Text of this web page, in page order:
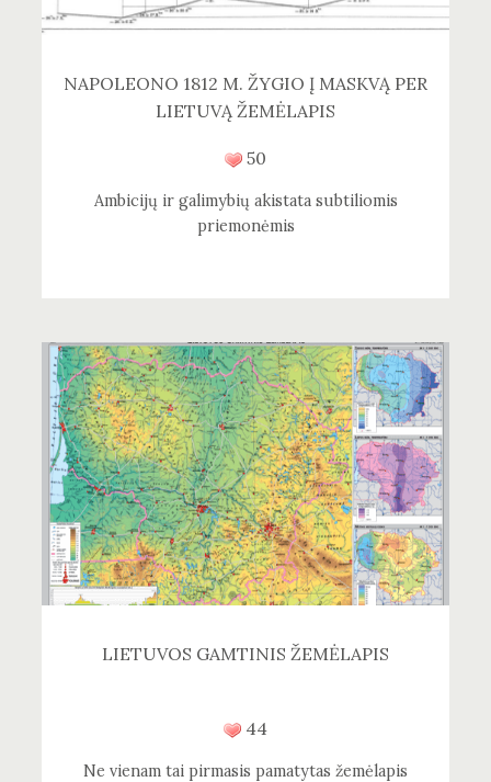
NAPOLEONO 1812 M. ŽYGIO Į MASKVĄ PER
LIETUVĄ ŽEMĖLAPIS
50
Ambicijų ir galimybių akistata subtiliomis
priemonėmis
LIETUVOS GAMTINIS ŽEMĖLAPIS
44
Ne vienam tai pirmasis pamatytas žemėlapis